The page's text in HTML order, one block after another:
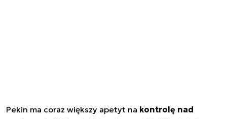
Pekin ma coraz większy apetyt na kontrolę nad